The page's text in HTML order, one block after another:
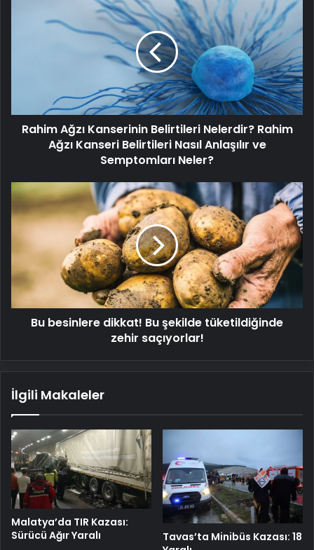
Kanserinin
Belirtileri
Nasıl
Neler?
Rahim Ağzı Kanserinin Belirtileri Nelerdir? Rahim
Ağzı Kanseri Belirtileri Nasıl Anlaşılır ve
Semptomları Neler?
Bu
besinlere
dikkat!
tüketildiğinde
zehir
saçıyorlar!
Bu besinlere dikkat! Bu şekilde tüketildiğinde
zehir saçıyorlar!
İlgili Makaleler
Malatya’da TIR Kazası:
Sürücü Ağır Yaralı
Tavas’ta Minibüs Kazası: 18